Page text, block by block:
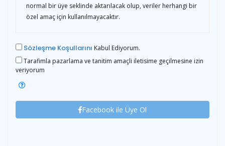
normal bir üye seklinde aktarılacak olup, veriler herhangi bir
özel amaç için kullanılmayacaktır.
Sözleşme Koşullarını Kabul Ediyorum.
Tarafimla pazarlama ve tanitim amaçli iletisime geçilmesine izin
veriyorum
Facebook ile Üye Ol